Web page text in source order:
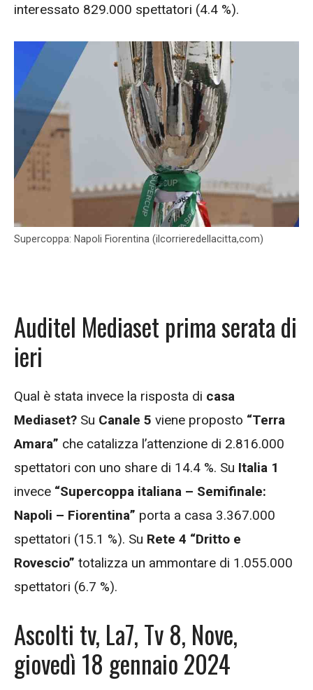
interessato 829.000 spettatori (4.4 %).
Supercoppa: Napoli Fiorentina (ilcorrieredellacitta,com)
Auditel Mediaset prima serata di
ieri
Qual è stata invece la risposta di casa
Mediaset? Su Canale 5 viene proposto “Terra
Amara” che catalizza l’attenzione di 2.816.000
spettatori con uno share di 14.4 %. Su Italia 1
invece “Supercoppa italiana – Semifinale:
Napoli – Fiorentina” porta a casa 3.367.000
spettatori (15.1 %). Su Rete 4 “Dritto e
Rovescio” totalizza un ammontare di 1.055.000
spettatori (6.7 %).
Ascolti tv, La7, Tv 8, Nove,
giovedì 18 gennaio 2024